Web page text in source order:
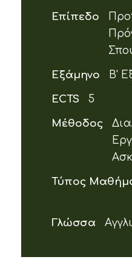
Επίπεδο
Εξάμηνο Β'
ECTS 5
Μέθοδος
Τύπος
Γλώσσα